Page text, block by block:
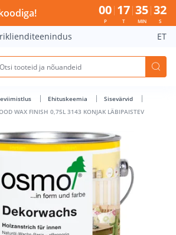
WOOD WAX FINISH 0,75L 3143
00
P
17
T
35
MIN
32
S
ET
Ehituskeemia
Sisevärvid
WAX FINISH 0,75L 3143 KONJAK LÄBIPAISTEV